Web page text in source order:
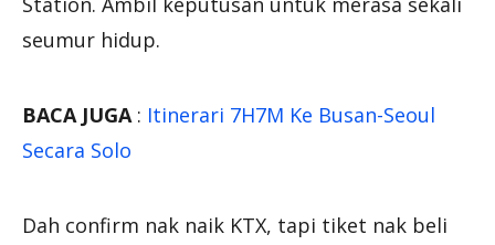
seumur hidup.
BACA JUGA: Itinerari 7H7M Ke Busan-Seoul
Secara Solo
Dah confirm nak naik KTX, tapi tiket nak beli